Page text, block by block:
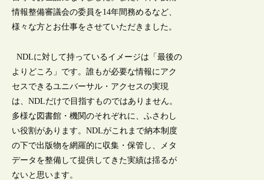
情報整備審議会の委員を14年間務めるなど、
様々な方とお仕事をさせていただきました。
NDLに対して持っているイメージは「最後の
よりどころ」です。誰もが必要な情報にアク
セスできるユニバーサル・アクセスの実現
は、NDLだけで目指すものではありません。
多様な図書館・機関のそれぞれに、ふさわし
い役割があります。NDLがこれまで納本制度
の下で出版物を網羅的に収集・保管し、メタ
データを整備して提供してきた実績は揺るが
ないと思います。